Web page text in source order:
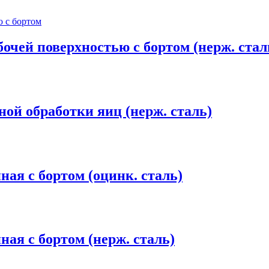
поверхностью с бортом (нерж.
обработки яиц (нерж. сталь)
с бортом (оцинк. сталь)
с бортом (нерж. сталь)